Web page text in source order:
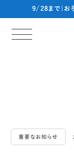
9/28まで|お
重要なお知らせ